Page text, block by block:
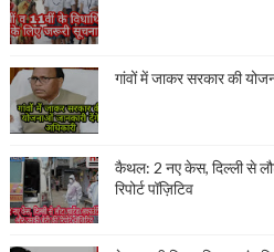
गांवों में जाकर सरकार की
कैथल: 2 नए केस, दिल्ली से
रिपोर्ट पॉज़िटिव